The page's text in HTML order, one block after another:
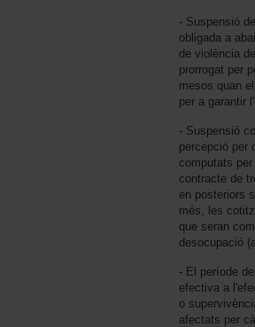
- Suspensió
obligada a
de violència
prorrogat per
mesos quan
per a garantir
- Suspensió
percepció per
computats
contracte de
en posteriors
més, les
que seran
desocupació
- El període
efectiva a
o
afectats per